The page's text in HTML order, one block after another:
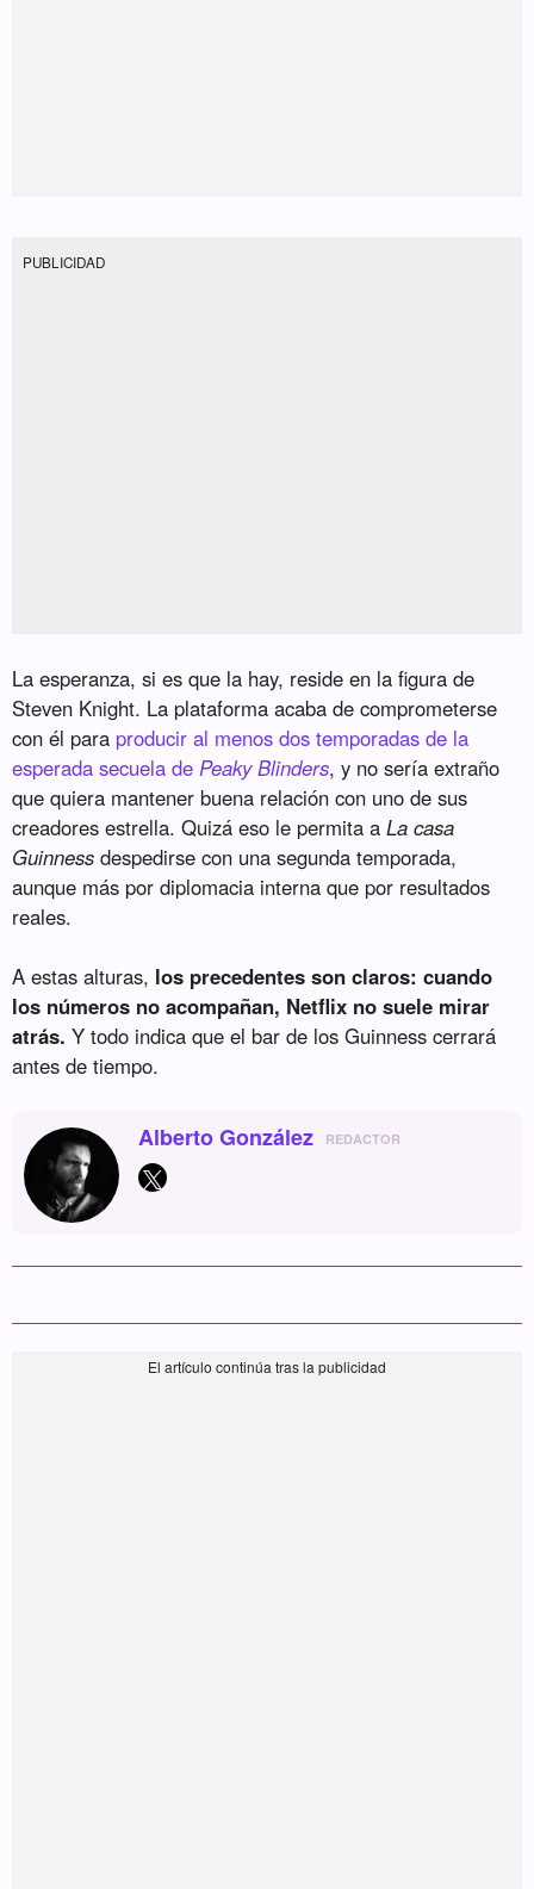
PUBLICIDAD
La esperanza, si es que la hay, reside en la figura de
Steven Knight. La plataforma acaba de comprometerse
con él para producir al menos dos temporadas de la
esperada secuela dePeaky Blinders, y no sería extraño
que quiera mantener buena relación con uno de sus
creadores estrella. Quizá eso le permita aLa casa
Guinness despedirse con una segunda temporada,
aunque más por diplomacia interna que por resultados
reales.
A estas alturas, los precedentes son claros: cuando
los números no acompañan, Netflix no suele mirar
atrás. Y todo indica que el bar de los Guinness cerrará
antes de tiempo.
Alberto González REDACTOR